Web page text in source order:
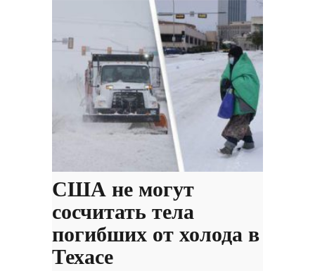
США не могут
сосчитать тела
погибших от холода в
Техасе